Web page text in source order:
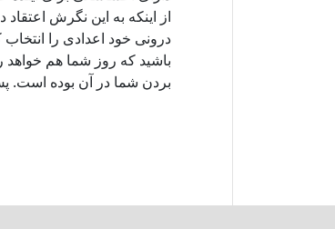
از اینکه به این نگرش
درونی خود اعدادی را
باشید که روز شما هم
بردن شما در آن بوده است.